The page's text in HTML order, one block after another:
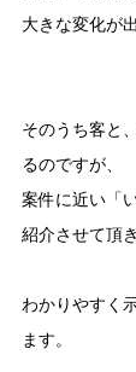
大きな変化が
そのうち客と
るのですが、
案件に近い「
紹介させて頂
わかりやすく
ます。